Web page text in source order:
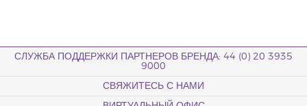
СЛУЖБА ПОДДЕРЖКИ ПАРТНЕРОВ БРЕНДА: 44 (0) 20 3935
9000
СВЯЖИТЕСЬ С НАМИ